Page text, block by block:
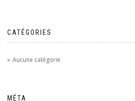
CATÉGORIES
Aucune catégorie
MÉTA